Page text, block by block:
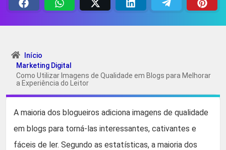
Início
Marketing Digital
Como Utilizar Imagens de Qualidade em Blogs para Melhorar
a Experiência do Leitor
A maioria dos blogueiros adiciona imagens de qualidade
em blogs para torná-las interessantes, cativantes e
fáceis de ler. Segundo as estatísticas, a maioria dos